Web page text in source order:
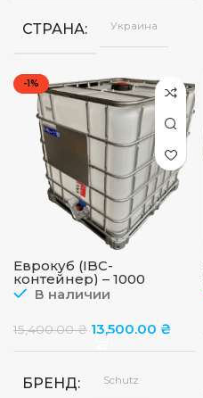
СТРАНА Украина
-1%
Еврокуб (IBC-
контейнер) – 1000
литров, Schutz, новый
В наличии
15,400.00₴ 13,500.00 ₴
БРЕНД Schutz